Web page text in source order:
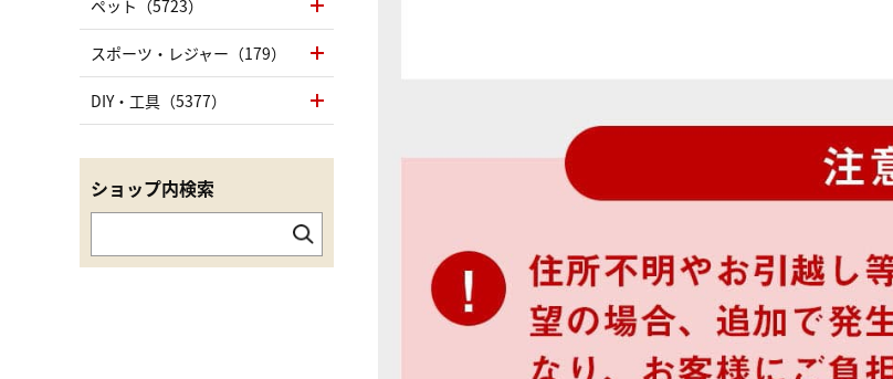
ペット（5723）
スポーツ・レジャー（179）
DIY・工具（5377）
ショップ内検索